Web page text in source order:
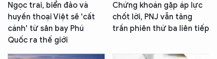
Ngọc trai, biển đảo và
huyền thoại Việt sẽ 'cất
cánh' từ sân bay Phú
Quốc ra thế giới
Chứng khoán gặp áp lực
chốt lời, PNJ vẫn tăng
trần phiên thứ ba liên tiếp